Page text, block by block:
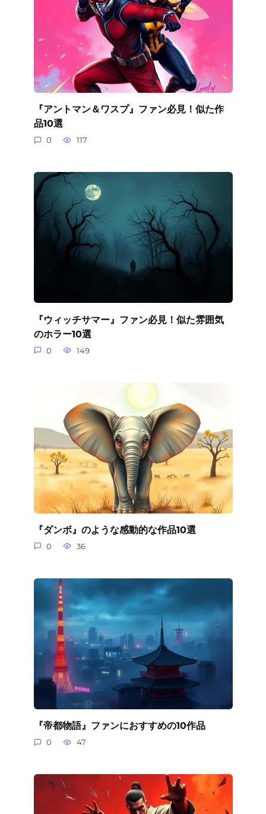
『アントマン＆ワスプ』ファン必見！似た作
品10選
0 117
『ウィッチサマー』ファン必見！似た雰囲気
のホラー10選
0 149
『ダンボ』のような感動的な作品10選
0 36
『帝都物語』ファンにおすすめの10作品
0 47